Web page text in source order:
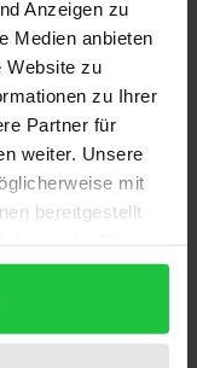
Anzeigen zu
Medien anbieten
Website zu
zu Ihrer
Partner für
weiter. Unsere
mit
bereitgestellt
werden
lyrisch
und
für die
Kruzifix-